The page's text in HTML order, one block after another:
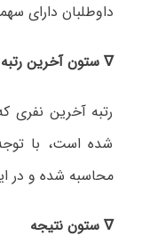
داوطلبان دارای
∇ ستون آخرین
رتبه آخرین نفری
شده است، با
محاسبه شده و در
∇ ستون نتیجه